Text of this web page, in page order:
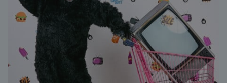
ovat jo osa Stafix-perhettä.
Aloita tästä